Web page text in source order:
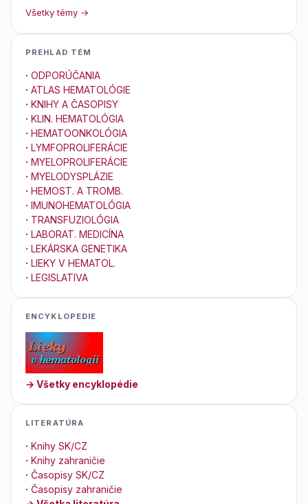
Všetky témy →
PREHLAD TÉM
· ODPORÚČANIA
· ATLAS HEMATOLÓGIE
· KNIHY A ČASOPISY
· KLIN. HEMATOLÓGIA
· HEMATOONKOLÓGIA
· LYMFOPROLIFERÁCIE
· MYELOPROLIFERÁCIE
· MYELODYSPLÁZIE
· HEMOST. A TROMB.
· IMUNOHEMATOLÓGIA
· TRANSFUZIOLÓGIA
· LABORAT. MEDICÍNA
· LEKÁRSKA GENETIKA
· LIEKY V HEMATOL.
· LEGISLATIVA
ENCYKLOPEDIE
→ Všetky encyklopédie
LITERATÚRA
· Knihy SK/CZ
· Knihy zahraničie
· Časopisy SK/CZ
· Časopisy zahraničie